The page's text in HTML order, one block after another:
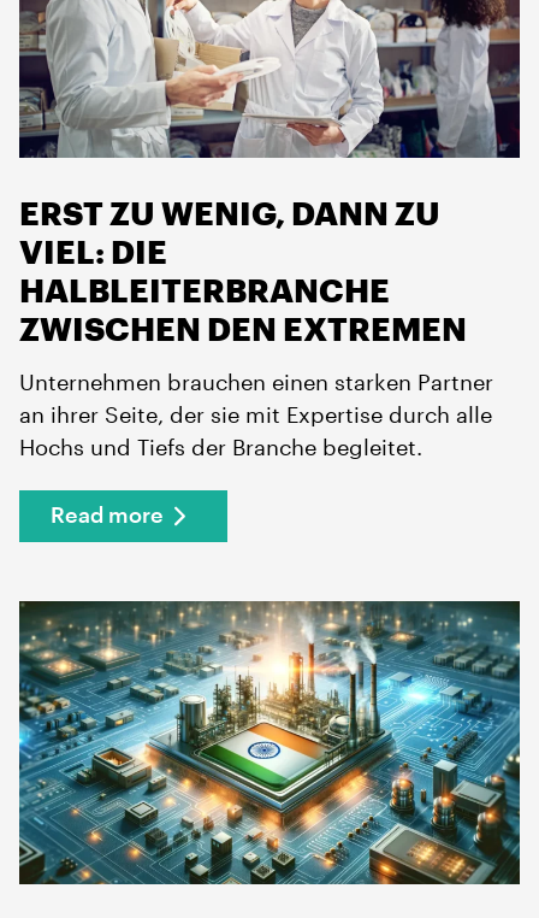
ERST ZU WENIG, DANN ZU
VIEL: DIE
HALBLEITERBRANCHE
ZWISCHEN DEN EXTREMEN
Unternehmen brauchen einen starken Partner
an ihrer Seite, der sie mit Expertise durch alle
Hochs und Tiefs der Branche begleitet.
Read more